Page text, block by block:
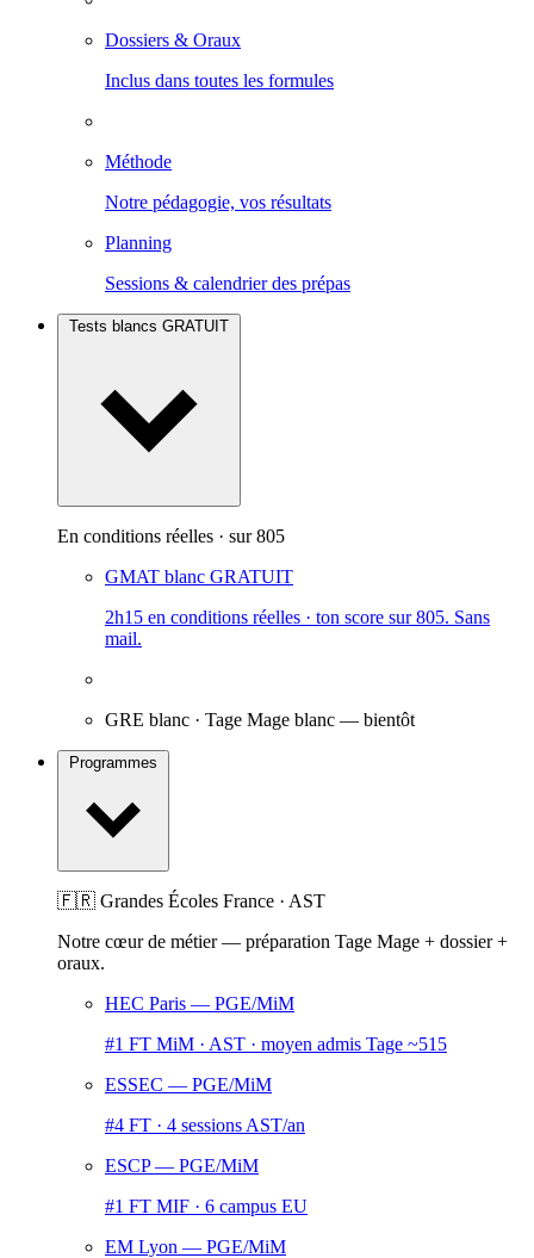
Dossiers & Oraux
Inclus dans toutes les formules
Méthode
Notre pédagogie, vos résultats
Planning
Sessions & calendrier des prépas
Tests blancs GRATUIT
En conditions réelles · sur 805
GMAT blanc GRATUIT
2h15 en conditions réelles · ton score sur 805. Sans
mail.
GRE blanc · Tage Mage blanc — bientôt
🇫🇷 Grandes Écoles France · AST
Notre cœur de métier — préparation Tage Mage + dossier +
oraux.
HEC Paris — PGE/MiM
#1 FT MiM · AST · moyen admis Tage ~515
ESSEC — PGE/MiM
#4 FT · 4 sessions AST/an
ESCP— PGE/MiM
#1 FT MIF · 6 campus EU
EM Lyon — PGE/MiM